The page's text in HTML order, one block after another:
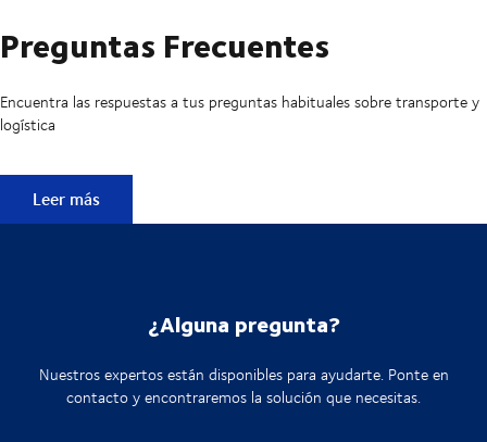
Preguntas Frecuentes
Encuentra las respuestas a tus preguntas habituales sobre transporte y
logística
Preguntas Frecuentes
Leer más
¿Alguna pregunta?
Nuestros expertos están disponibles para ayudarte. Ponte en
contacto y encontraremos la solución que necesitas.